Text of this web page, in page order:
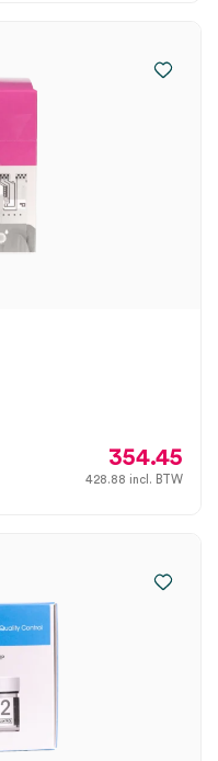
354.45
428.88 incl. BTW